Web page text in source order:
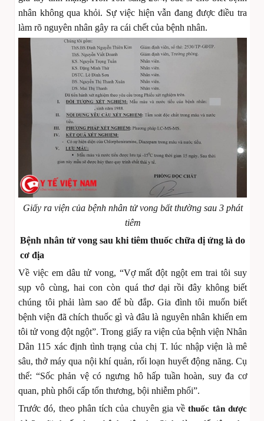
nhân không qua khỏi. Sự việc hiện vẫn đang được điều tra
làm rõ nguyên nhân gây ra cái chết của bệnh nhân.
Giấy ra viện của bệnh nhân tử vong bất thường sau 3 phát
tiêm
Bệnh nhân tử vong sau khi tiêm thuốc chữa dị ứng là do
cơ địa
Về việc em dâu tử vong, “Vợ mất đột ngột em trai tôi suy
sụp vô cùng, hai con còn quá thơ dại rồi đây không biết
chúng tôi phải làm sao để bù đắp. Gia đình tôi muốn biết
bệnh viện đã chích thuốc gì và đâu là nguyên nhân khiến em
tôi tử vong đột ngột”. Trong giấy ra viện của bệnh viện Nhân
Dân 115 xác định tình trạng của chị T. lúc nhập viện là mê
sâu, thở máy qua nội khí quản, rối loạn huyết động năng. Cụ
thể: “Sốc phản vệ có ngưng hô hấp tuần hoàn, suy đa cơ
quan, phù phổi cấp tổn thương, bội nhiễm phổi”.
Trước đó, theo phân tích của chuyên gia vềthuốc tân dược